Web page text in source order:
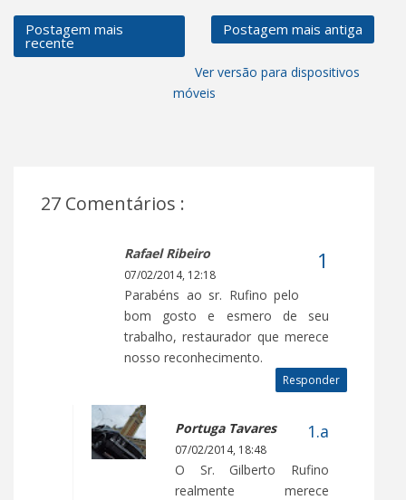
Postagem mais
recente
Postagem mais antiga
Ver versão para dispositivos
móveis
27 Comentários :
Rafael Ribeiro
07/02/2014, 12:18
Parabéns ao sr. Rufino pelo
bom gosto e esmero de seu
trabalho, restaurador que merece
nosso reconhecimento.
Responder
Portuga Tavares
07/02/2014, 18:48
O Sr. Gilberto Rufino
realmente merece